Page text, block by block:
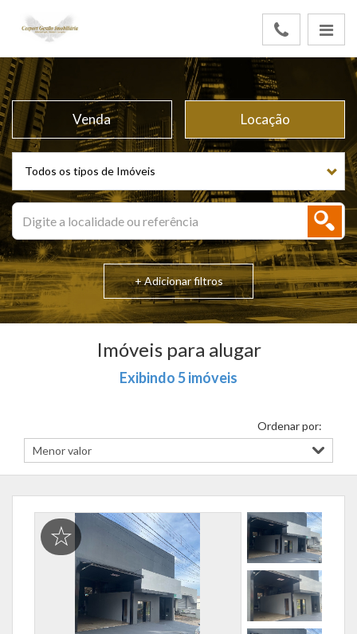
Todos os tipos de Imóveis
Venda Locação
+ Adicionar filtros
Imóveis para alugar
Exibindo 5 imóveis
Ordenar por: